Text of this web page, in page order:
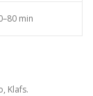
min
Klafs.